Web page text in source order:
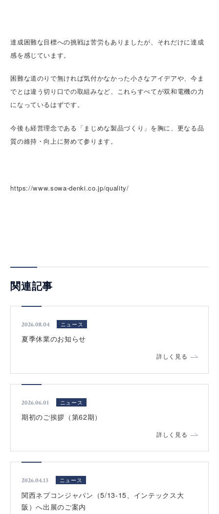
達成困難な目標への挑戦は苦労もありましたが、それだけに達成
感を感じています。
困難な道のりで無ければ気付かなかった小さなアイデアや、今ま
でとは違う切り口での取組みなど、これらすべてが双和電機の力
になっているはずです。
今後も経営理念である「まじめな製品づくり」を胸に、更なる品
質の維持・向上に努めて参ります。
https://www.sowa-denki.co.jp/quality/
関連記事
2026.08.04 ニュース
夏季休業のお知らせ
詳しく見る
2026.06.01 ニュース
期初のご挨拶（第62期）
詳しく見る
2026.04.13 ニュース
関西ネプコンジャパン（5/13-15、インテックス大
阪）へ出展のご案内